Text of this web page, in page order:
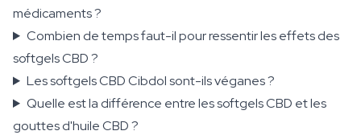
médicaments ?
Combien de temps faut-il pour ressentir les effets des
softgels CBD ?
Les softgels CBD Cibdol sont-ils véganes ?
Quelle est la différence entre les softgels CBD et les
gouttes d'huile CBD ?